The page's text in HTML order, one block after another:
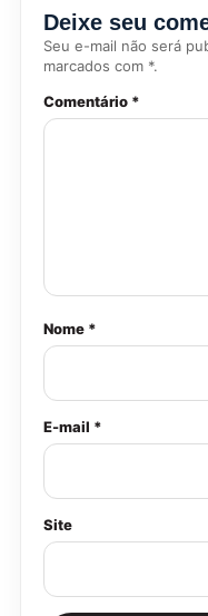
Deixe seu
Seu e-mail não será
marcados com *.
Comentário *
Nome *
E-mail *
Site